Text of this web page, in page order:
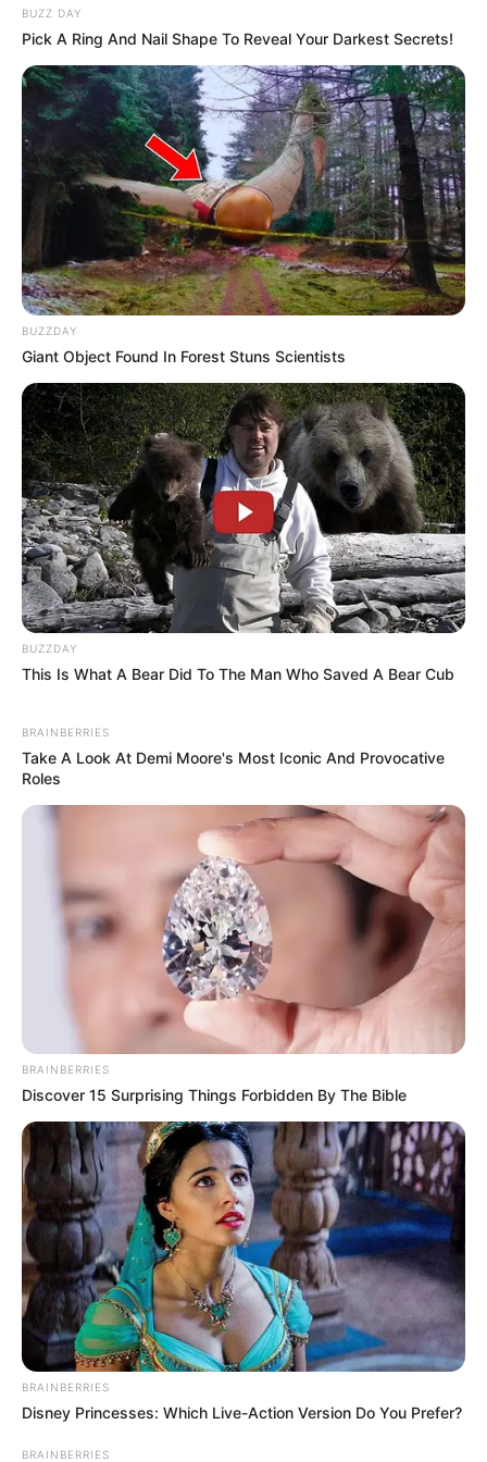
BUZZ DAY
Pick A Ring And Nail Shape To Reveal Your Darkest Secrets!
BUZZDAY
Giant Object Found In Forest Stuns Scientists
BUZZDAY
This Is What A Bear Did To The Man Who Saved A Bear Cub
BRAINBERRIES
Take A Look At Demi Moore's Most Iconic And Provocative
Roles
BRAINBERRIES
Discover 15 Surprising Things Forbidden By The Bible
BRAINBERRIES
Disney Princesses: Which Live-Action Version Do You Prefer?
BRAINBERRIES